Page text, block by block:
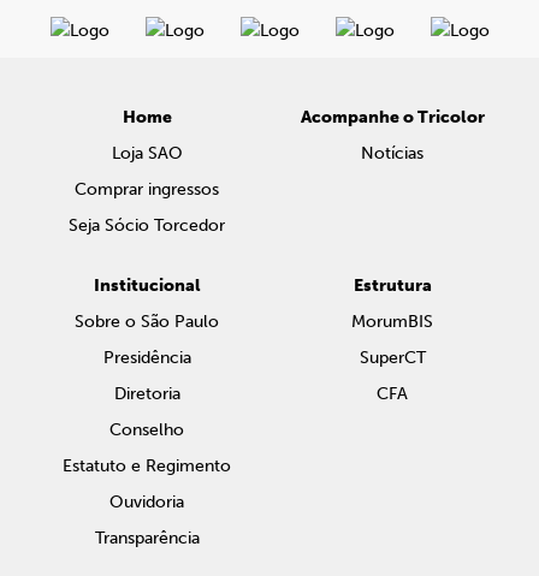
Home
Loja SAO
Comprar ingressos
Seja Sócio Torcedor
Acompanhe o Tricolor
Notícias
Institucional
Sobre o São Paulo
Presidência
Diretoria
Conselho
Estatuto e Regimento
Ouvidoria
Transparência
Estrutura
MorumBIS
SuperCT
CFA